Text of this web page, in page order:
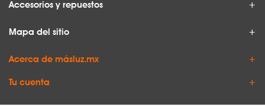
Accesorios y repuestos
Mapa del sitio
Acerca de másluz.mx
Tu cuenta